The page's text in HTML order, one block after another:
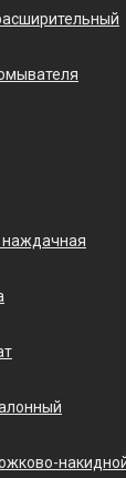
наждачная